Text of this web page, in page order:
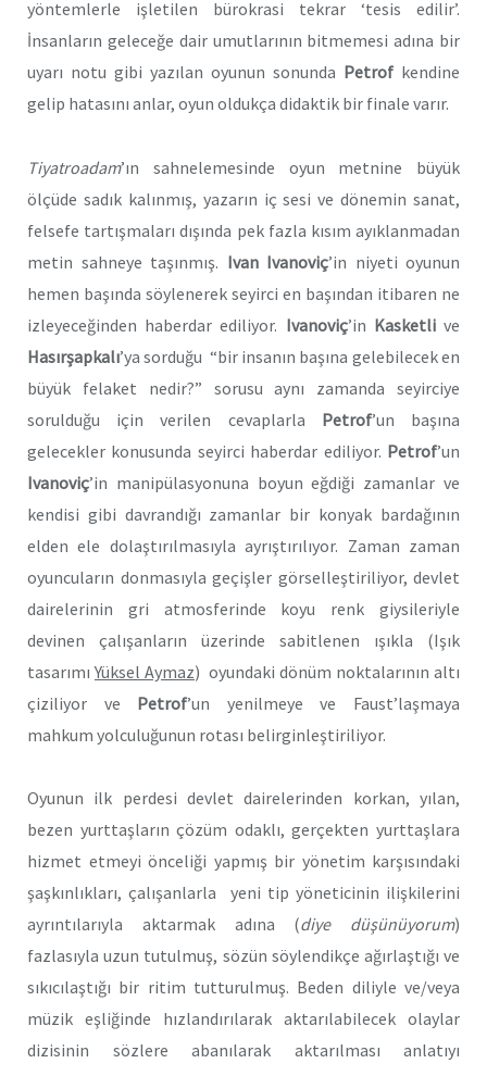
yöntemlerle işletilen bürokrasi tekrar ‘tesis edilir’.
İnsanların geleceğe dair umutlarının bitmemesi adına bir
uyarı notu gibi yazılan oyunun sonunda Petrof kendine
gelip hatasını anlar, oyun oldukça didaktik bir finale varır.
Tiyatroadam’ın sahnelemesinde oyun metnine büyük
ölçüde sadık kalınmış, yazarın iç sesi ve dönemin sanat,
felsefe tartışmaları dışında pek fazla kısım ayıklanmadan
metin sahneye taşınmış. Ivan Ivanoviç’in niyeti oyunun
hemen başında söylenerek seyirci en başından itibaren ne
izleyeceğinden haberdar ediliyor. Ivanoviç’in Kasketlive
Hasırşapkalı’ya sorduğu “bir insanın başına gelebilecek en
büyük felaket nedir?” sorusu aynı zamanda seyirciye
sorulduğu için verilen cevaplarla Petrof’un başına
gelecekler konusunda seyirci haberdar ediliyor. Petrof’un
Ivanoviç’in manipülasyonuna boyun eğdiği zamanlar ve
kendisi gibi davrandığı zamanlar bir konyak bardağının
elden ele dolaştırılmasıyla ayrıştırılıyor. Zaman zaman
oyuncuların donmasıyla geçişler görselleştiriliyor, devlet
dairelerinin gri atmosferinde koyu renk giysileriyle
devinen çalışanların üzerinde sabitlenen ışıkla (Işık
tasarımıYüksel Aymaz) oyundaki dönüm noktalarının altı
çiziliyor ve Petrof’un yenilmeye ve Faust’laşmaya
mahkum yolculuğunun rotası belirginleştiriliyor.
Oyunun ilk perdesi devlet dairelerinden korkan, yılan,
bezen yurttaşların çözüm odaklı, gerçekten yurttaşlara
hizmet etmeyi önceliği yapmış bir yönetim karşısındaki
şaşkınlıkları, çalışanlarla yeni tip yöneticinin ilişkilerini
ayrıntılarıyla aktarmak adına (diye düşünüyorum)
fazlasıyla uzun tutulmuş, sözün söylendikçe ağırlaştığı ve
sıkıcılaştığı bir ritim tutturulmuş. Beden diliyle ve/veya
müzik eşliğinde hızlandırılarak aktarılabilecek olaylar
dizisinin sözlere abanılarak aktarılması anlatıyı